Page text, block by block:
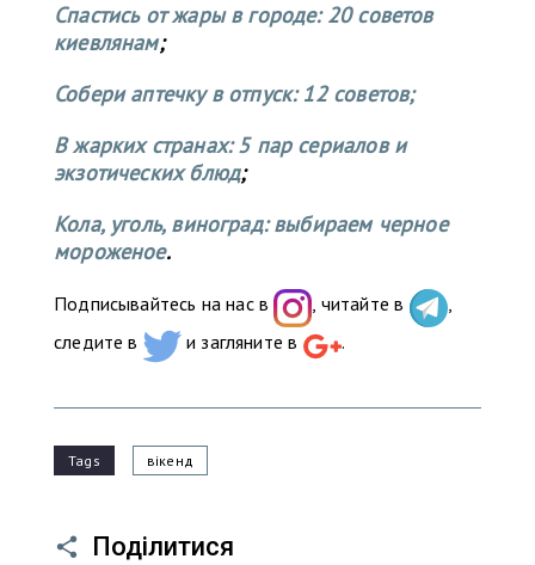
Спастись от жары в городе: 20 советов
киевлянам;
Собери аптечку в отпуск: 12 советов;
В жарких странах: 5 пар сериалов и
экзотических блюд;
Кола, уголь, виноград: выбираем черное
мороженое.
Подписывайтесь на нас в , читайте в
,
следите в
и загляните в .
Tags вікенд
Поділитися